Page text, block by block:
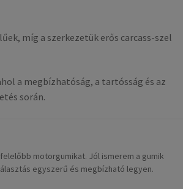
míg a szerkezetük erős carcass-szel
a megbízhatóság, a tartósság és az
során.
motorgumikat. Jól ismerem a gumik
egyszerű és megbízható legyen.